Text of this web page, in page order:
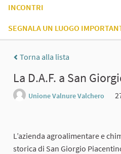
INCONTRI
SEGNALA UN LUOGO
Torna alla lista
La D.A.F. a San
Unione Valnure Valchero
L’azienda agroalimentare e
storica di San Giorgio